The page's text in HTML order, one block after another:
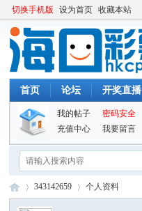
切换手机版 设为首页 收藏本站
首页 论坛 开奖直播
我的帖子 密码安全
充值中心
我要留言
343142659 个人资料